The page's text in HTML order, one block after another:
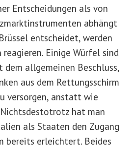
Entscheidungen als von
abhängt
entscheidet, werden
Einige Würfel sind
allgemeinen Beschluss,
aus dem Rettungsschirm
versorgen, anstatt wie
hat man
als Staaten den Zugang
bereits erleichtert. Beides